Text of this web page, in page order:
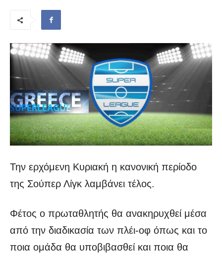
Την ερχόμενη Κυριακή η κανονική περίοδο
της Σούπερ Λίγκ λαμβάνει τέλος.
Φέτος ο πρωταθλητής θα ανακηρυχθεί μέσα
από την διαδικασία των πλέι-οφ όπως και το
ποια ομάδα θα υποβιβασθεί και ποια θα